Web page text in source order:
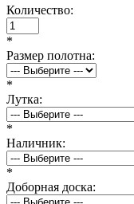
Количество:
*
Размер полотна:
*
Лутка:
*
Наличник:
*
Доборная доска: